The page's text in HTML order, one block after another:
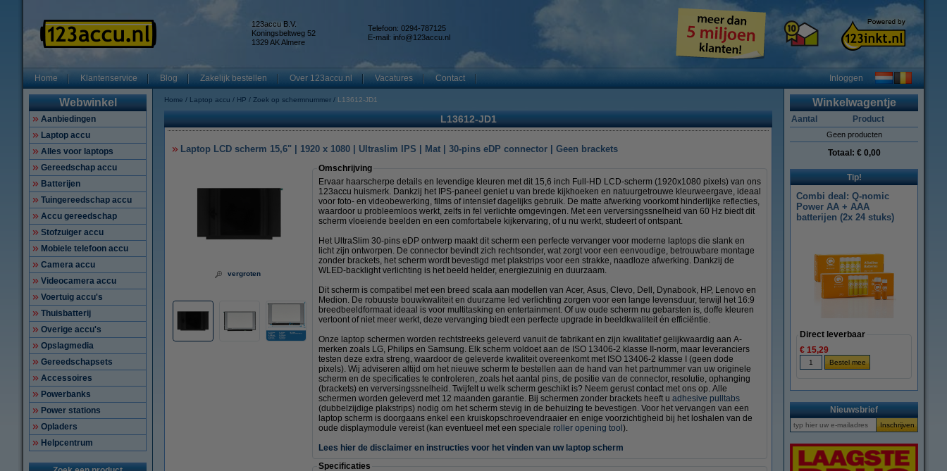
123accu B.V.
Koningsbeltweg 52
1329 AK Almere
Telefoon: 0294-787125
E-mail: info@123accu.nl
Home Klantenservice Blog Zakelijk bestellen Over 123accu.nl Vacatures Contact Inloggen
Webwinkel
Aanbiedingen
Laptop accu
Alles voor laptops
Gereedschap accu
Batterijen
Tuingereedschap accu
Accu gereedschap
Stofzuiger accu
Mobiele telefoon accu
Camera accu
Videocamera accu
Voertuig accu's
Thuisbatterij
Overige accu's
Opslagmedia
Gereedschapsets
Accessoires
Powerbanks
Power stations
Opladers
Helpcentrum
Home Laptop accu HP Zoek op schermnummer L13612-JD1
L13612-JD1
Laptop LCD scherm 15,6" | 1920 x 1080 | Ultraslim IPS | Mat | 30-pins eDP connector | Geen brackets
vergroten
Omschrijving
Ervaar haarscherpe details en levendige kleuren met dit 15,6 inch Full-HD LCD-scherm (1920x1080 pixels) van ons
123accu huismerk. Dankzij het IPS-paneel geniet u van brede kijkhoeken en natuurgetrouwe kleurweergave, ideaal
voor foto- en videobewerking, films of intensief dagelijks gebruik. De matte afwerking voorkomt hinderlijke reflecties,
waardoor u probleemloos werkt, zelfs in fel verlichte omgevingen. Met een verversingssnelheid van 60 Hz biedt dit
scherm vloeiende beelden en een comfortabele kijkervaring, of u nu werkt, studeert of ontspant.
Het UltraSlim 30-pins eDP ontwerp maakt dit scherm een perfecte vervanger voor moderne laptops die slank en
licht zijn ontworpen. De connector bevindt zich rechtsonder, wat zorgt voor een eenvoudige, betrouwbare montage
zonder brackets, het scherm wordt bevestigd met plakstrips voor een strakke, naadloze afwerking. Dankzij de
WLED-backlight verlichting is het beeld helder, energiezuinig en duurzaam.
Dit scherm is compatibel met een breed scala aan modellen van Acer, Asus, Clevo, Dell, Dynabook, HP, Lenovo en
Medion. De robuuste bouwkwaliteit en duurzame led verlichting zorgen voor een lange levensduur, terwijl het 16:9
breedbeeldformaat ideaal is voor multitasking en entertainment. Of uw oude scherm nu gebarsten is, doffe kleuren
vertoont of niet meer werkt, deze vervanging biedt een perfecte upgrade in beeldkwaliteit én efficiëntie.
Onze laptop schermen worden rechtstreeks geleverd vanuit de fabrikant en zijn kwalitatief gelijkwaardig aan A-
merken zoals LG, Philips en Samsung. Elk scherm voldoet aan de ISO 13406-2 klasse II-norm, maar leveranciers
testen deze extra streng, waardoor de geleverde kwaliteit overeenkomt met ISO 13406-2 klasse I (geen dode
pixels). Wij adviseren altijd om het nieuwe scherm te bestellen aan de hand van het partnummer van uw originele
scherm en de specificaties te controleren, zoals het aantal pins, de positie van de connector, resolutie, ophanging
(brackets) en verversingssnelheid. Twijfelt u welk scherm geschikt is? Neem gerust contact met ons op. Alle
schermen worden geleverd met 12 maanden garantie. Bij schermen zonder brackets heeft u adhesive pulltabs
(dubbelzijdige plakstrips) nodig om het scherm stevig in de behuizing te bevestigen. Voor het vervangen van een
laptop scherm is doorgaans enkel een kruiskopschroevendraaier en enige voorzichtigheid bij het loshalen van de
oude displaymodule vereist (kan eventueel met een speciale roller opening tool ).
Lees hier de disclaimer en instructies voor het vinden van uw laptop scherm
Specificaties
Winkelwagentje
Aantal Product
Geen producten
Totaal: € 0,00
Tip!
Combi deal: Q-nomic
Power AA + AAA
batterijen (2x 24 stuks)
Direct leverbaar
€ 15,29
Nieuwsbrief